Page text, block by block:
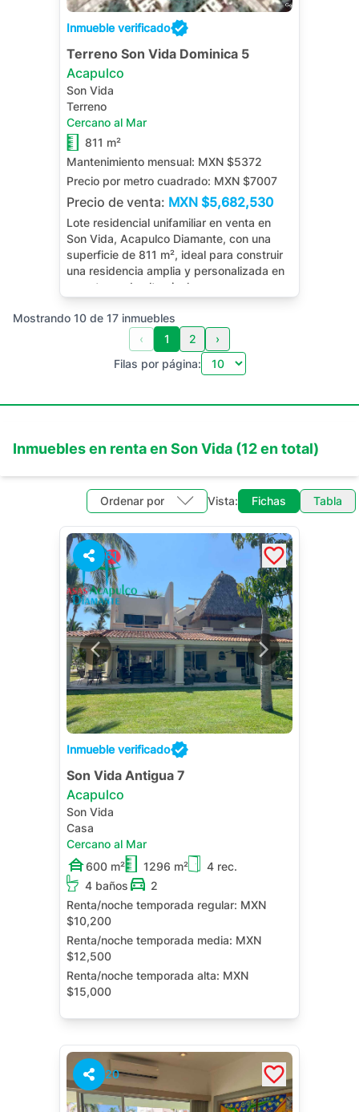
Inmueble verificado
Terreno Son Vida Dominica 5
Acapulco
Son Vida
Terreno
Cercano al Mar
811 m²
Mantenimiento mensual: MXN $5372
Precio por metro cuadrado: MXN $7007
Precio de venta: MXN $5,682,530
Lote residencial unifamiliar en venta en
Son Vida, Acapulco Diamante, con una
superficie de 811 m², ideal para construir
una residencia amplia y personalizada en
un entorno de alto nivel.
Mostrando 10 de 17 inmuebles
‹
1 2
›
Filas por página:
Inmuebles en rentaenSon Vida (12en total)
Ordenar por Vista: Fichas Tabla
61
Inmueble verificado
Son Vida Antigua 7
Acapulco
Son Vida
Casa
Cercano al Mar
600 m²
1296 m²
4 rec.
4 baños
2
Renta/noche temporada regular: MXN
$10,200
Renta/noche temporada media: MXN
$12,500
Renta/noche temporada alta: MXN
$15,000
Terraza
Roof Garden
Cuarto de Servicio
20